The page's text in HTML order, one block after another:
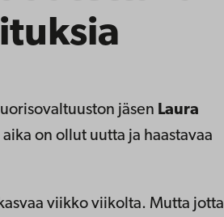
jäsen Laura
on ollut uutta ja haastavaa
viikko viikolta. Mutta